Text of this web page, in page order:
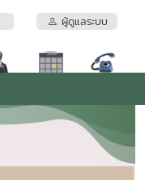
ผู้ดูแลระบบ